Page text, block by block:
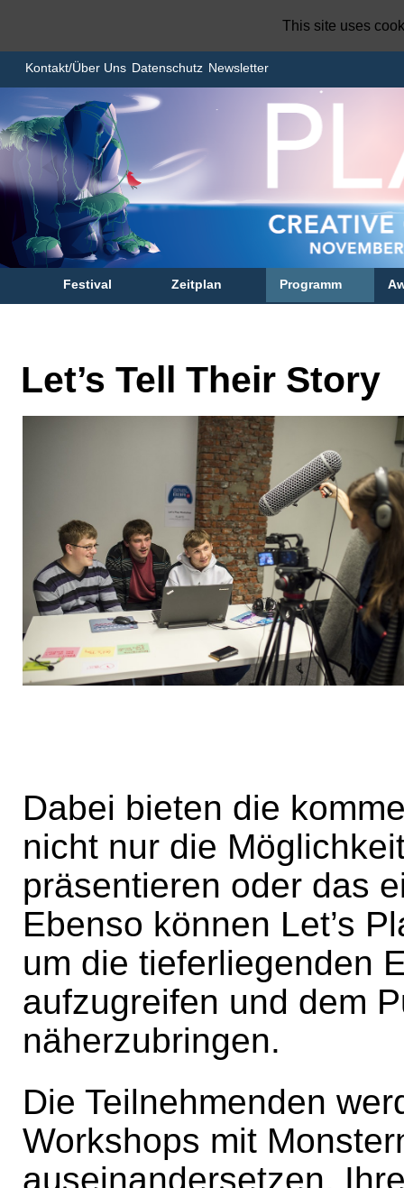
Kontakt/Über Uns Datenschutz Newsletter
Festival Zeitplan Programm
Let’s Tell Their Story
Dabei bieten die
nicht nur die
präsentieren oder das
Ebenso können Let’s
um die tieferliegenden
aufzugreifen und dem
näherzubringen.
Die Teilnehmenden
Workshops mit
auseinandersetzen.
This site uses